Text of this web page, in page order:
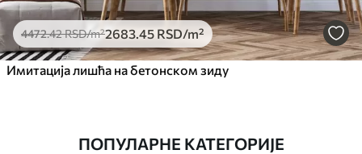
4472.42RSD/m²2683 .45 RSD/m²
Имитација лишћа на бетонском зиду
ПОПУЛАРНЕ КАТЕГОРИЈЕ